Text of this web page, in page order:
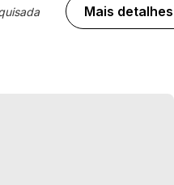
Mais detalhes